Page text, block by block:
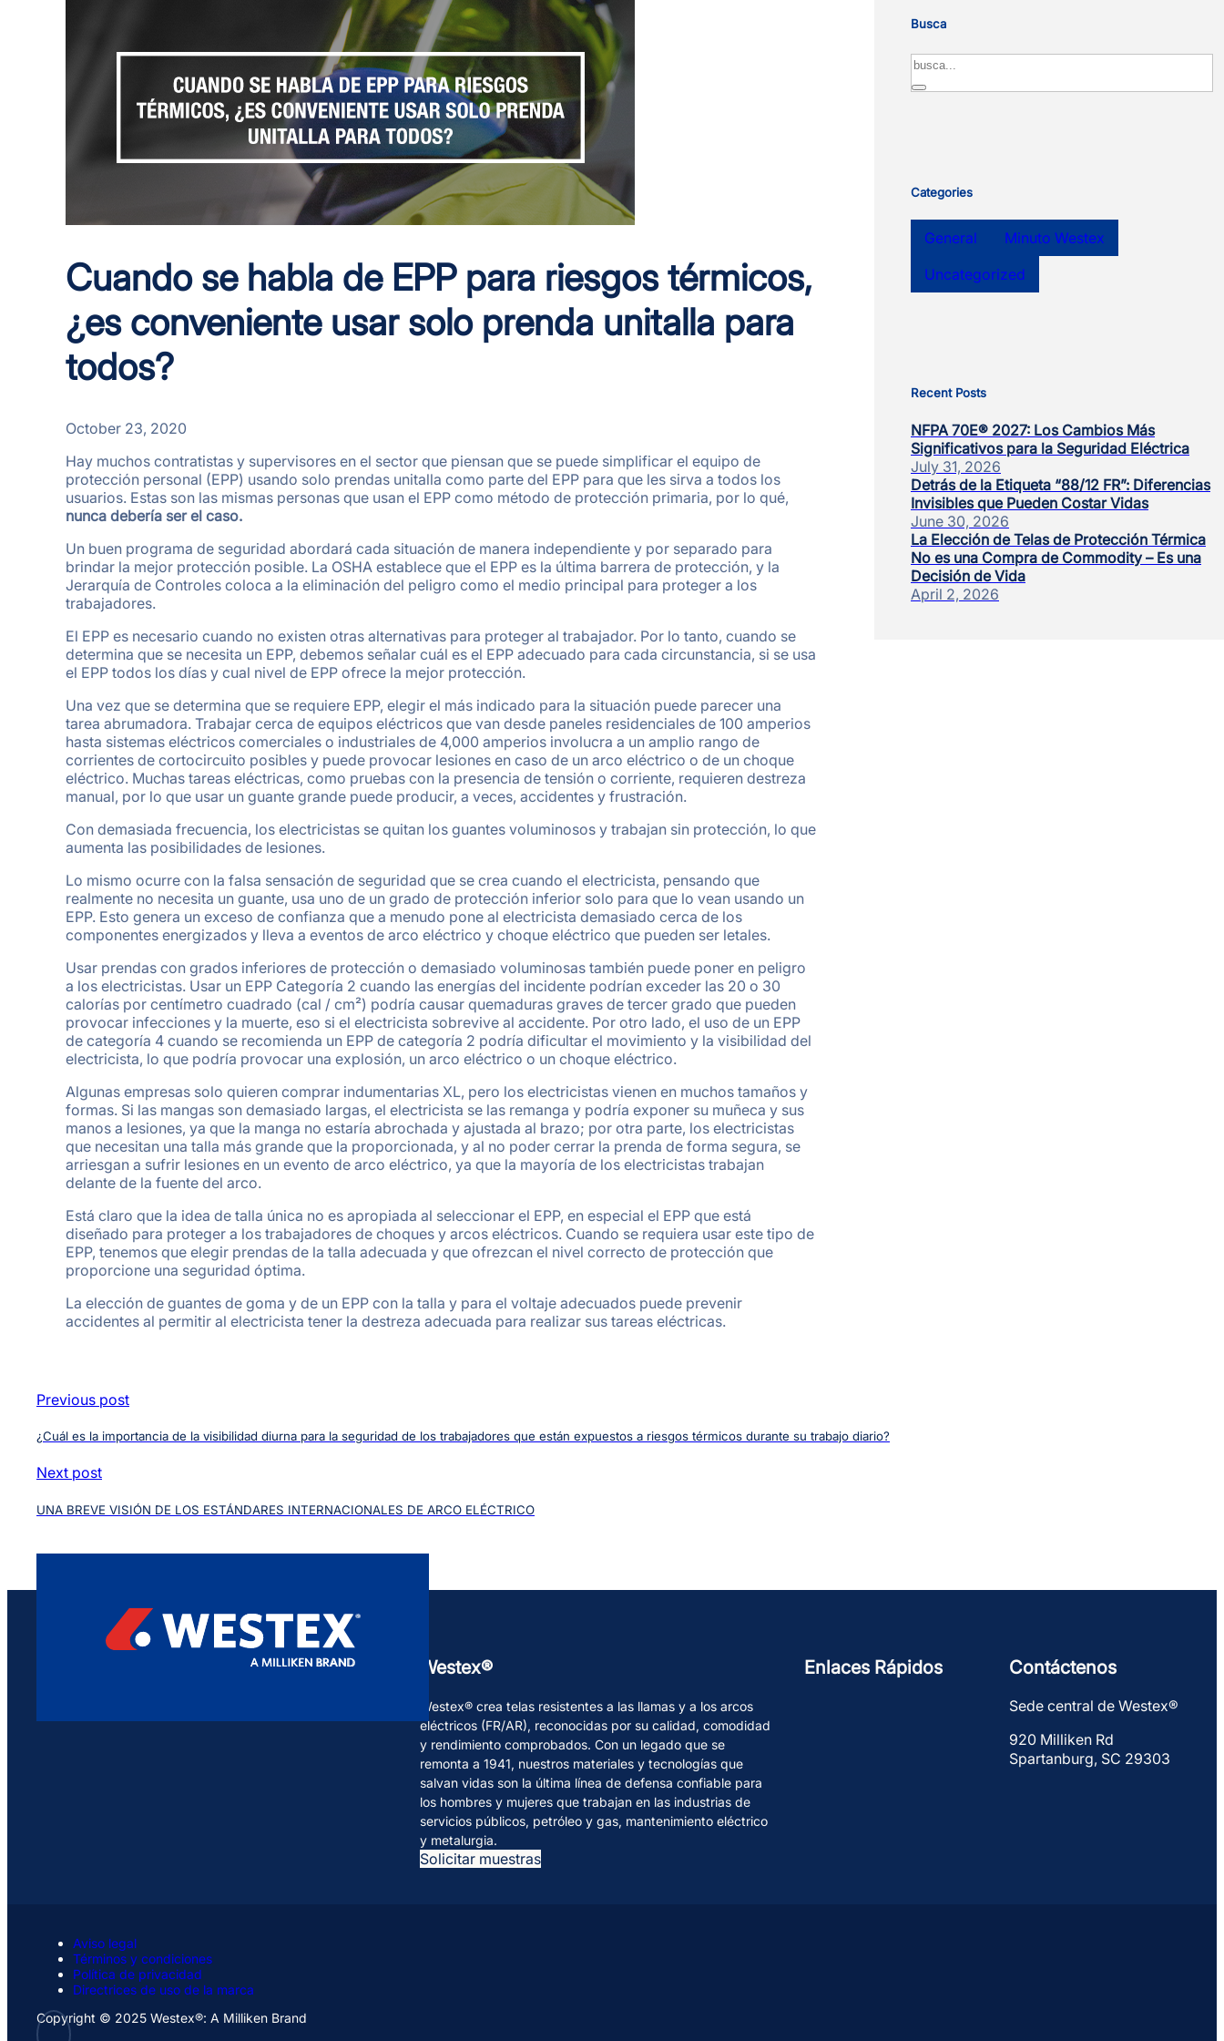
Cuando se habla de EPP para riesgos térmicos,
¿es conveniente usar solo prenda unitalla para
todos?
October 23, 2020
Hay muchos contratistas y supervisores en el sector que piensan que se puede simplificar el equipo de
protección personal (EPP) usando solo prendas unitalla como parte del EPP para que les sirva a todos los
usuarios. Estas son las mismas personas que usan el EPP como método de protección primaria, por lo qué,
nunca debería ser el caso.
Un buen programa de seguridad abordará cada situación de manera independiente y por separado para
brindar la mejor protección posible. La OSHA establece que el EPP es la última barrera de protección, y la
Jerarquía de Controles coloca a la eliminación del peligro como el medio principal para proteger a los
trabajadores.
El EPP es necesario cuando no existen otras alternativas para proteger al trabajador. Por lo tanto, cuando se
determina que se necesita un EPP, debemos señalar cuál es el EPP adecuado para cada circunstancia, si se usa
el EPP todos los días y cual nivel de EPP ofrece la mejor protección.
Una vez que se determina que se requiere EPP, elegir el más indicado para la situación puede parecer una
tarea abrumadora. Trabajar cerca de equipos eléctricos que van desde paneles residenciales de 100 amperios
hasta sistemas eléctricos comerciales o industriales de 4,000 amperios involucra a un amplio rango de
corrientes de cortocircuito posibles y puede provocar lesiones en caso de un arco eléctrico o de un choque
eléctrico. Muchas tareas eléctricas, como pruebas con la presencia de tensión o corriente, requieren destreza
manual, por lo que usar un guante grande puede producir, a veces, accidentes y frustración.
Con demasiada frecuencia, los electricistas se quitan los guantes voluminosos y trabajan sin protección, lo que
aumenta las posibilidades de lesiones.
Lo mismo ocurre con la falsa sensación de seguridad que se crea cuando el electricista, pensando que
realmente no necesita un guante, usa uno de un grado de protección inferior solo para que lo vean usando un
EPP. Esto genera un exceso de confianza que a menudo pone al electricista demasiado cerca de los
componentes energizados y lleva a eventos de arco eléctrico y choque eléctrico que pueden ser letales.
Usar prendas con grados inferiores de protección o demasiado voluminosas también puede poner en peligro
a los electricistas. Usar un EPP Categoría 2 cuando las energías del incidente podrían exceder las 20 o 30
calorías por centímetro cuadrado (cal / cm²) podría causar quemaduras graves de tercer grado que pueden
provocar infecciones y la muerte, eso si el electricista sobrevive al accidente. Por otro lado, el uso de un EPP
de categoría 4 cuando se recomienda un EPP de categoría 2 podría dificultar el movimiento y la visibilidad del
electricista, lo que podría provocar una explosión, un arco eléctrico o un choque eléctrico.
Algunas empresas solo quieren comprar indumentarias XL, pero los electricistas vienen en muchos tamaños y
formas. Si las mangas son demasiado largas, el electricista se las remanga y podría exponer su muñeca y sus
manos a lesiones, ya que la manga no estaría abrochada y ajustada al brazo; por otra parte, los electricistas
que necesitan una talla más grande que la proporcionada, y al no poder cerrar la prenda de forma segura, se
arriesgan a sufrir lesiones en un evento de arco eléctrico, ya que la mayoría de los electricistas trabajan
delante de la fuente del arco.
Está claro que la idea de talla única no es apropiada al seleccionar el EPP, en especial el EPP que está
diseñado para proteger a los trabajadores de choques y arcos eléctricos. Cuando se requiera usar este tipo de
EPP, tenemos que elegir prendas de la talla adecuada y que ofrezcan el nivel correcto de protección que
proporcione una seguridad óptima.
La elección de guantes de goma y de un EPP con la talla y para el voltaje adecuados puede prevenir
accidentes al permitir al electricista tener la destreza adecuada para realizar sus tareas eléctricas.
Busca
Search
Categories
General
Minuto Westex
Uncategorized
Recent Posts
NFPA 70E® 2027: Los Cambios Más
Significativos para la Seguridad Eléctrica
July 31, 2026
Detrás de la Etiqueta “88/12 FR”: Diferencias
Invisibles que Pueden Costar Vidas
June 30, 2026
La Elección de Telas de Protección Térmica
No es una Compra de Commodity – Es una
Decisión de Vida
April 2, 2026
Previous post
¿Cuál es la importancia de la visibilidad diurna para la seguridad de los trabajadores que están expuestos a riesgos térmicos durante su trabajo diario?
Next post
UNA BREVE VISIÓN DE LOS ESTÁNDARES INTERNACIONALES DE ARCO ELÉCTRICO
Westex®
Westex® crea telas resistentes a las llamas y a los arcos
eléctricos (FR/AR), reconocidas por su calidad, comodidad
y rendimiento comprobados. Con un legado que se
remonta a 1941, nuestros materiales y tecnologías que
salvan vidas son la última línea de defensa confiable para
los hombres y mujeres que trabajan en las industrias de
servicios públicos, petróleo y gas, mantenimiento eléctrico
y metalurgia.
Solicitar muestras
Enlaces Rápidos Contáctenos
Sede central de Westex®
920 Milliken Rd
Spartanburg, SC 29303
Aviso legal
Términos y condiciones
Política de privacidad
Directrices de uso de la marca
Copyright © 2025 Westex®: A Milliken Brand